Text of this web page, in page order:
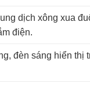
dịch xông xua
điện.
đèn sáng hiển thị